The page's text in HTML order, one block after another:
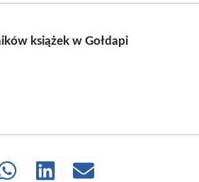
książek w Gołdapi
Share
Share
Share